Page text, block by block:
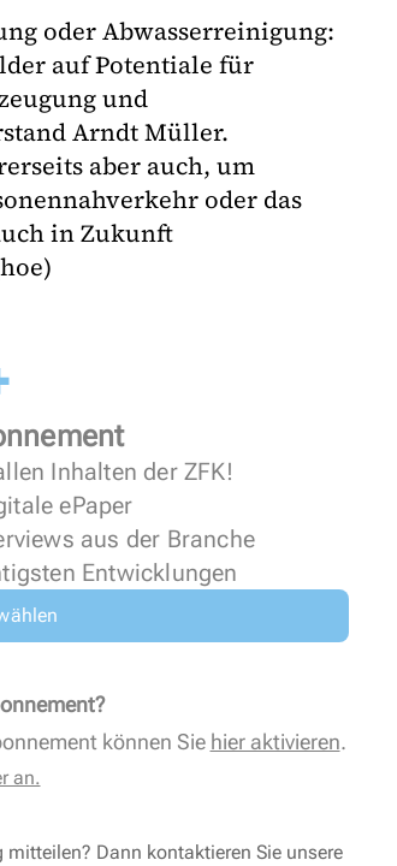
oder Abwasserreinigung:
auf Potentiale für
und
Arndt Müller.
aber auch, um
oder das
in Zukunft
Inhalten der ZFK!
ePaper
aus der Branche
Entwicklungen
können Sie hier aktivieren.
an.
mitteilen? Dann kontaktieren Sie unsere